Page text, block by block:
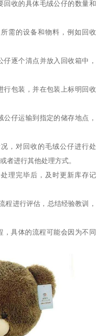
回收的具体毛绒公仔的数量和
需的设备和物料，例如回收
逐个清点并放入回收箱中，
行包装，并在包装上标明回收
仔运输到指定的储存地点，
，对回收的毛绒公仔进行处
者进行其他处理方式。
理完毕后，及时更新库存记
程进行评估，总结经验教训，
，具体的流程可能会因为不同